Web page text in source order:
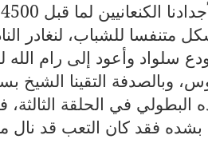
متنفسا للشباب، لنغادر
سلواد وأعود إلى رام
وبالصدفة التقينا الشيخ
في الحلقة الثالثة،
فقد كان التعب قد نال